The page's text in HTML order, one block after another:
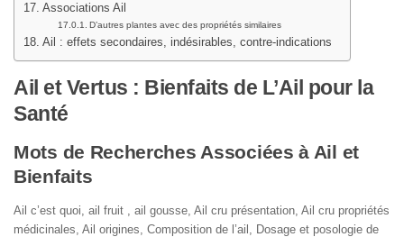
Associations Ail
D’autres plantes avec des propriétés similaires
Ail : effets secondaires, indésirables, contre-indications
Ail et Vertus : Bienfaits de L’Ail pour la
Santé
Mots de Recherches Associées à Ail et
Bienfaits
Ail c’est quoi, ail fruit , ail gousse, Ail cru présentation, Ail cru propriétés
médicinales, Ail origines, Composition de l’ail, Dosage et posologie de